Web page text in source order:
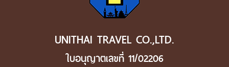
UNITHAI TRAVEL CO.,LTD.
ใบอนุญาตเลขที่ 11/02206